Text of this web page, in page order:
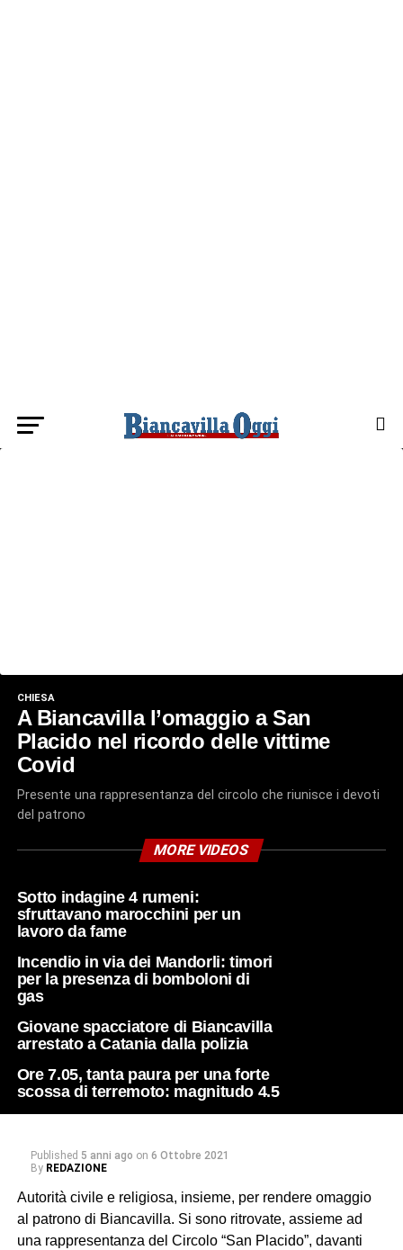
CHIESA
A Biancavilla l’omaggio a San
Placido nel ricordo delle vittime
Covid
Presente una rappresentanza del circolo che riunisce i devoti
del patrono
MORE VIDEOS
Sotto indagine 4 rumeni:
sfruttavano marocchini per un
lavoro da fame
Incendio in via dei Mandorli: timori
per la presenza di bomboloni di
gas
Giovane spacciatore di Biancavilla
arrestato a Catania dalla polizia
Ore 7.05, tanta paura per una forte
scossa di terremoto: magnitudo 4.5
Published 5 anni ago on 6 Ottobre 2021
By REDAZIONE
Autorità civile e religiosa, insieme, per rendere omaggio
al patrono di Biancavilla. Si sono ritrovate, assieme ad
una rappresentanza del Circolo “San Placido”, davanti